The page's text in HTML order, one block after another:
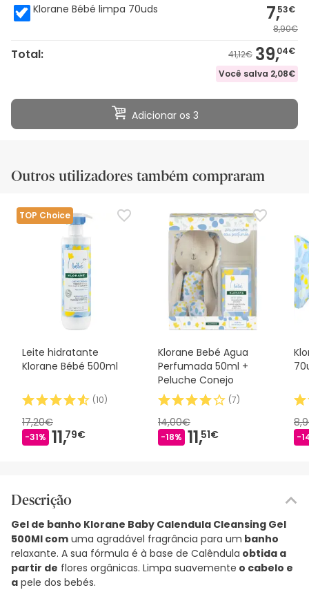
Klorane Bébé limpa 70uds 7,53€
8,90€
Total: 41,12€ 39,04€
Você salva 2,08€
Adicionar os 3
Outros utilizadores também compraram
TOP Choice
Leite hidratante
Klorane Bébé 500ml
(10)
17,20€
-31% 11,79€
Klorane Bebé Agua
Perfumada 50ml +
Peluche Conejo
(7)
14,00€
-18% 11,51€ -
Descrição
Gel de banho Klorane Baby Calendula Cleansing Gel
500Ml com uma agradável fragrância para um banho
relaxante. A sua fórmula é à base de Calêndula obtida a
partir de flores orgânicas. Limpa suavemente o cabelo e
a pele dos bebés.